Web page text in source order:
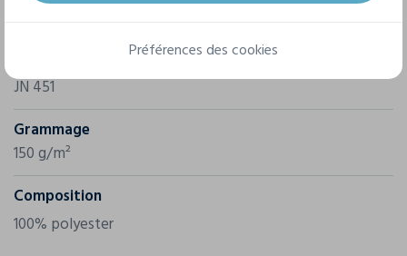
James & Nicholson
JN 451
Grammage
150 g/m²
Composition
100% polyester
Préférences des cookies